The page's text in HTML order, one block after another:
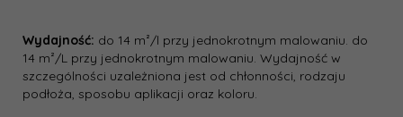
Wydajność: do 14 m²/l przy jednokrotnym malowaniu. do
14 m²/L przy jednokrotnym malowaniu. Wydajność w
szczególności uzależniona jest od chłonności, rodzaju
podłoża, sposobu aplikacji oraz koloru.